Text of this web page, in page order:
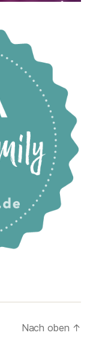
Nach oben ↑